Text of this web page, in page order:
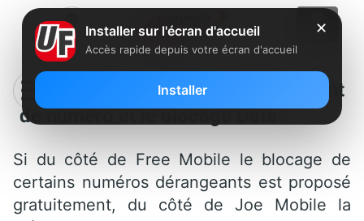
Joe Mobile propose le changement
de numéro et le blocage Data
Si du côté de Free Mobile le blocage de
certains numéros dérangeants est proposé
gratuitement, du côté de Joe Mobile la
✕
Installer sur l'écran d'accueil
Accès rapide depuis votre écran d'accueil
Installer